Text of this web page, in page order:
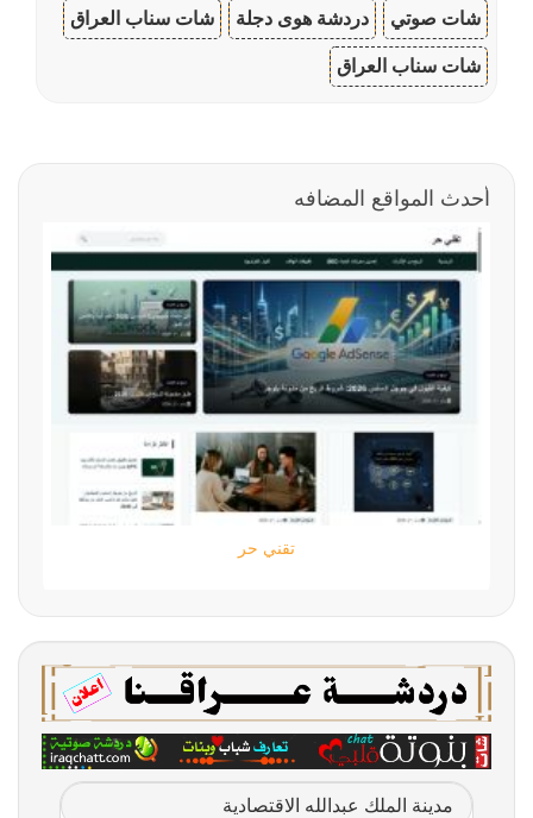
شات صوتي دردشة هوى دجلة شات سناب العراق
شات سناب العراق
أحدث المواقع المضافه
تقني حر
مدينة الملك عبدالله الاقتصادية